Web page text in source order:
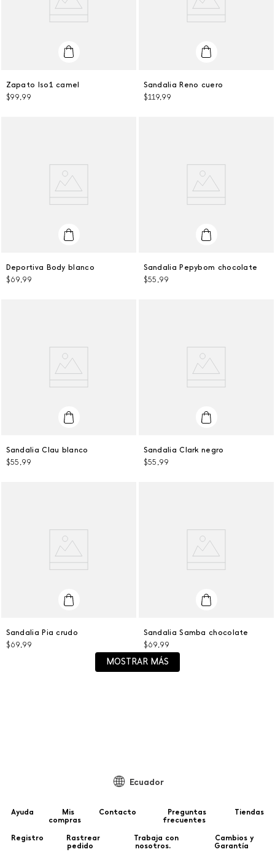
36
Zapato Iso1 camel
$99,99
35
AGREGAR AL CARRITO
Sandalia Reno cuero
$119,99
36
AGREGAR AL CARRITO
Deportiva Body blanco
$69,99
40
Sandalia Pepybom chocolate
$55 ,99
39
Sandalia Clau blanco
$55 ,99
39
Sandalia Clark negro
$55 ,99
38
AGREGAR AL CARRITO
Sandalia Pia crudo
$69,99
36
AGREGAR AL CARRITO
Sandalia Samba chocolate
$69,99
MOSTRAR MÁS
Ecuador
Ayuda
Mis
compras
Contacto
Preguntas
frecuentes
Tiendas
Registro
Rastrear
pedido
Trabaja con
nosotros.
Cambios y
Garantía